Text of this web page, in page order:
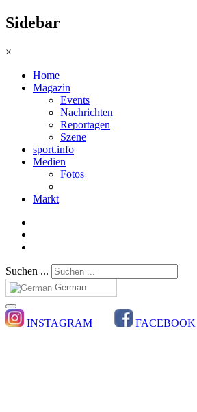
Sidebar
×
Home
Magazin
Events
Nachrichten
Reportagen
Szene
sport.info
Medien
Fotos
Markt
Suchen ...
German
INSTAGRAM FACEBOOK